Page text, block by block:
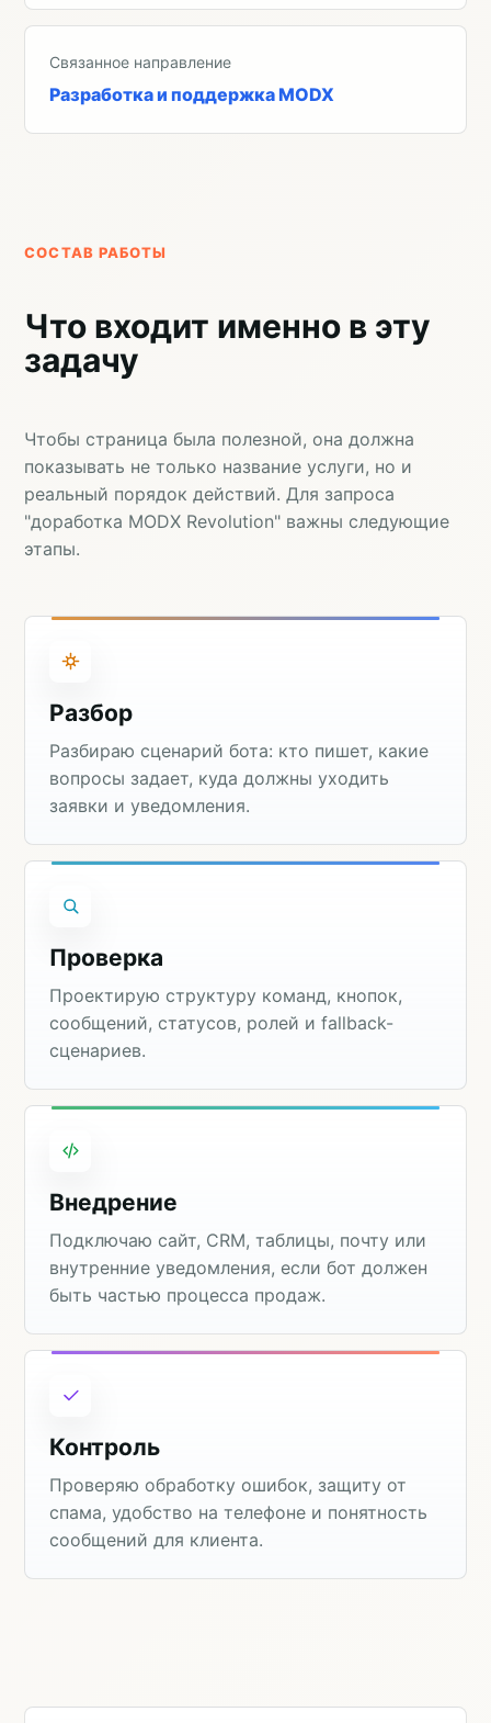
Связанное направление
Разработка и поддержка MODX
СОСТАВ РАБОТЫ
Что входит именно в эту
задачу
Чтобы страница была полезной, она должна
показывать не только название услуги, но и
реальный порядок действий. Для запроса
"доработка MODX Revolution" важны следующие
этапы.
Разбор
Разбираю сценарий бота: кто пишет, какие
вопросы задает, куда должны уходить
заявки и уведомления.
Проверка
Проектирую структуру команд, кнопок,
сообщений, статусов, ролей и fallback-
сценариев.
Внедрение
Подключаю сайт, CRM, таблицы, почту или
внутренние уведомления, если бот должен
быть частью процесса продаж.
Контроль
Проверяю обработку ошибок, защиту от
спама, удобство на телефоне и понятность
сообщений для клиента.